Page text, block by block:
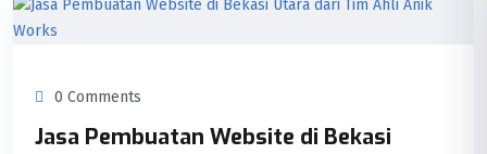
0 Comments
Jasa Pembuatan Website di Bekasi